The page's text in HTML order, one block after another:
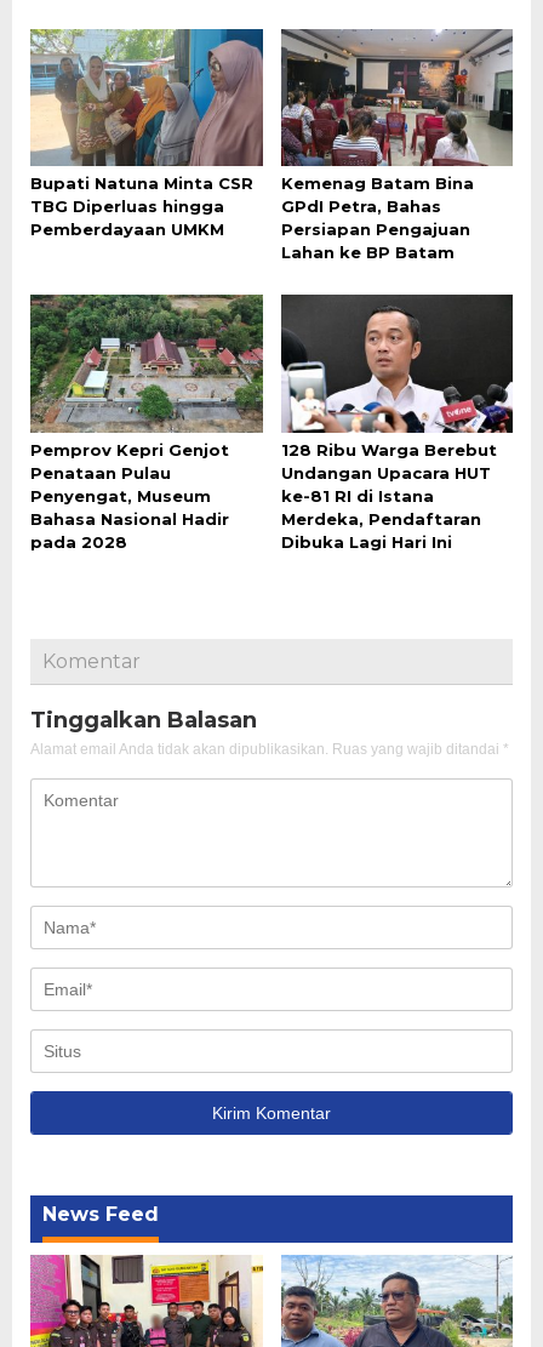
Bupati Natuna Minta CSR
TBG Diperluas hingga
Pemberdayaan UMKM
Kemenag Batam Bina
GPdI Petra, Bahas
Persiapan Pengajuan
Lahan ke BP Batam
Pemprov Kepri Genjot
Penataan Pulau
Penyengat, Museum
Bahasa Nasional Hadir
pada 2028
128 Ribu Warga Berebut
Undangan Upacara HUT
ke-81 RI di Istana
Merdeka, Pendaftaran
Dibuka Lagi Hari Ini
Komentar
Tinggalkan Balasan
Alamat email Anda tidak akan dipublikasikan. Ruas yang wajib ditandai *
News Feed